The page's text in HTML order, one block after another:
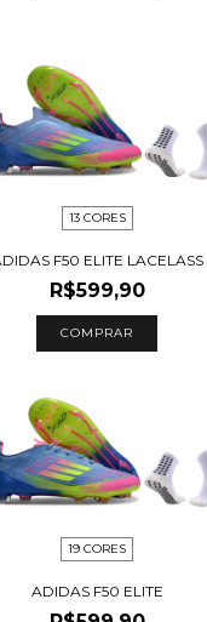
13 CORES
F50 ELITE LACELASS
R$599,90
COMPRAR
19 CORES
ADIDAS F50 ELITE